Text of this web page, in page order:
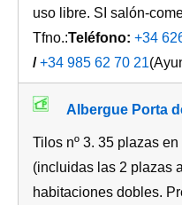
uso libre. SI salón-
Tfno.:Teléfono: +34
/+34 985 62 70 21
Albergue Porta
Tilos nº 3. 35 plazas
(incluidas las 2 plazas
habitaciones dobles.